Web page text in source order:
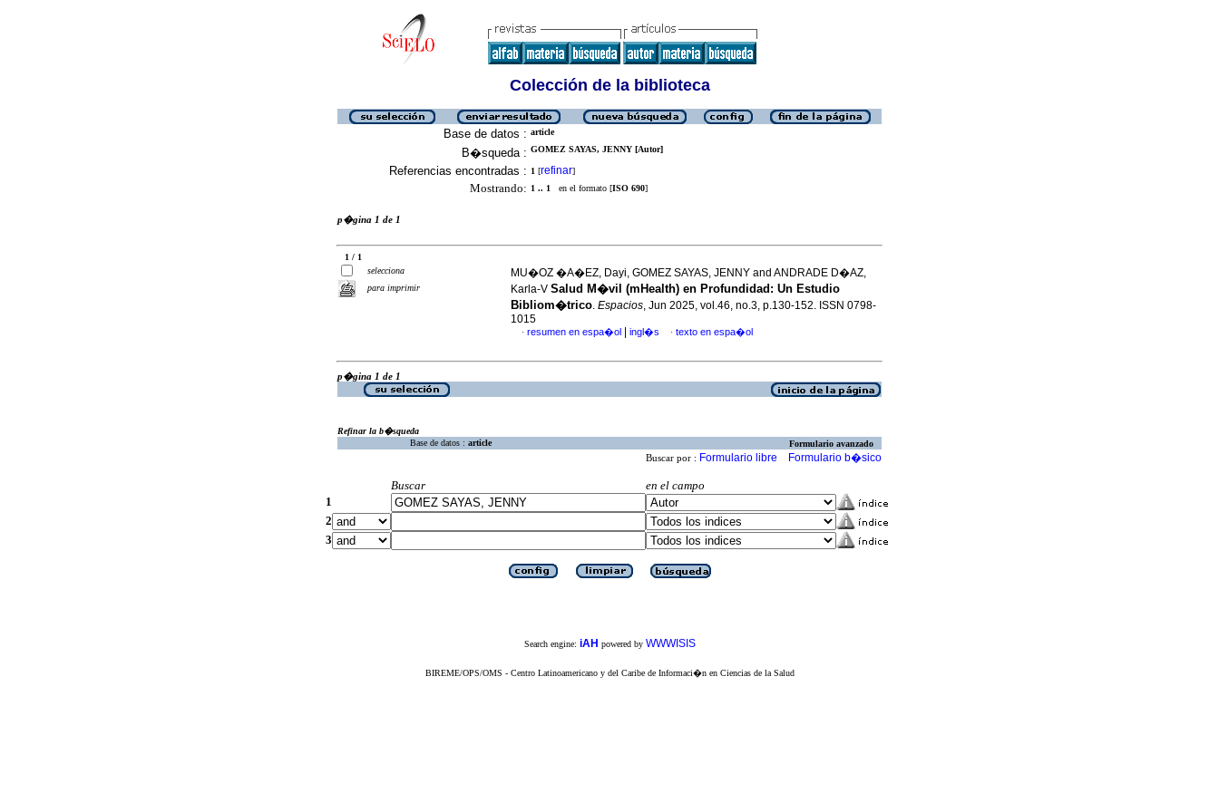
Colección de la biblioteca
Base de datos : article
B�squeda : GOMEZ SAYAS, JENNY [Autor]
Referencias encontradas : 1 [refinar]
Mostrando: 1 .. 1 en el formato [ISO 690]
p�gina 1 de 1
1 / 1
selecciona
para imprimir
MU�OZ �A�EZ, Dayi, GOMEZ SAYAS, JENNY and ANDRADE D�AZ,
Karla-V Salud M�vil (mHealth) en Profundidad: Un Estudio
Bibliom�trico. Espacios, Jun 2025, vol.46, no.3, p.130-152. ISSN 0798-
1015
· resumen en espa�ol ingl�s · texto en espa�ol
p�gina 1 de 1
Refinar la b�squeda
Base de datos : article Formulario avanzado
Buscar por : Formulario libre Formulario b�sico
Buscar
en el campo
1
2
3
Search engine: iAH powered by WWWISIS
BIREME/OPS/OMS - Centro Latinoamericano y del Caribe de Informaci�n en Ciencias de la Salud